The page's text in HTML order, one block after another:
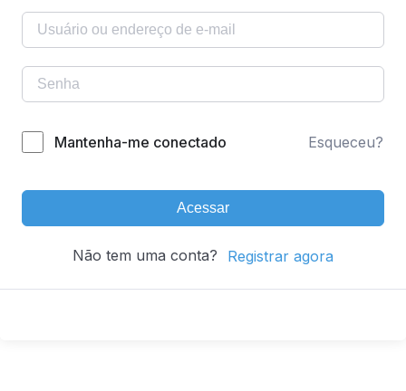
Mantenha-me conectado Esqueceu?
Acessar
Não tem uma conta? Registrar agora